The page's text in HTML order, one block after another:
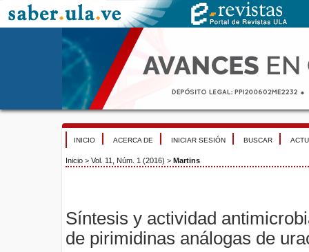
INICIO ACERCA DE INICIAR SESIÓN BUSCAR
Inicio > Vol. 11, Núm. 1 (2016) > Martins
Síntesis y actividad
de pirimidinas análogas de